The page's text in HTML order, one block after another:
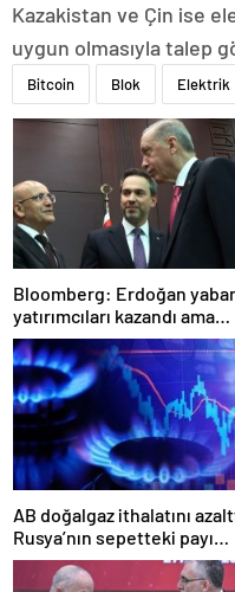
Kazakistan ve Çin ise
uygun olmasıyla talep
Bitcoin Blok Elektrik
Bloomberg: Erdoğan
yatırımcıları kazandı ama
bedelini Türkler ödedi
AB doğalgaz ithalatını
Rusya’nın sepetteki payı
düştü